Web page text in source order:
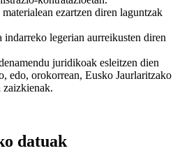
ezartzen diren laguntzak
indarreko legerian aurreikusten diren
juridikoak esleitzen dien
edo, orokorrean, Eusko Jaurlaritzako
zaizkienak.
datuak